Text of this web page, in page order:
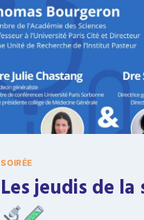
L
A
C
I
B
O
U
SOIRÉE
Les jeudis de la